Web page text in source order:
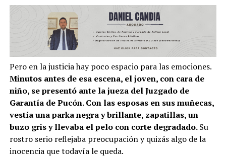
Pero en la justicia hay poco espacio para las emociones.
Minutos antes de esa escena, el joven, con cara de
niño, se presentó ante la jueza del Juzgado de
Garantía de Pucón. Con las esposas en sus muñecas,
vestía una parka negra y brillante, zapatillas, un
buzo gris y llevaba el pelo con corte degradado.Su
rostro serio reflejaba preocupación y quizás algo de la
inocencia que todavía le queda.